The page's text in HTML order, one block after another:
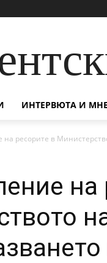
ИНТЕРВЮТА И
на ресорите в
на